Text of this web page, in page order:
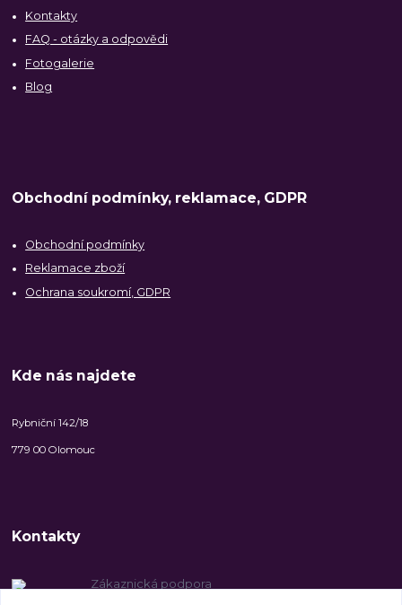
Kontakty
FAQ - otázky a odpovědi
Fotogalerie
Blog
Obchodní podmínky, reklamace, GDPR
Obchodní podmínky
Reklamace zboží
Ochrana soukromí, GDPR
Kde nás najdete
Rybniční 142/18
779 00 Olomouc
Kontakty
Zákaznická podpora